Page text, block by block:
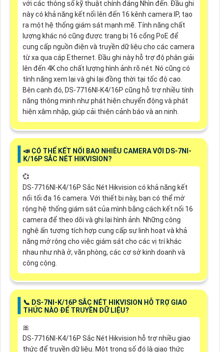
với các thông số kỹ thuật chính đáng Nhìn đến. Đầu ghi
này có khả năng kết nối lên đến 16 kênh camera IP, tạo
ra một hệ thống giám sát mạnh mẽ. Tính năng chất
lượng khác nó cũng được trang bị 16 cổng PoE để
cung cấp nguồn điện và truyền dữ liệu cho các camera
từ xa qua cáp Ethernet. Đầu ghi này hỗ trợ độ phân giải
lên đến 4K cho chất lượng hình ảnh rõ nét. Nó cũng có
tính năng xem lại và ghi lại đồng thời tại tốc độ cao.
Bên cạnh đó, DS-7716NI-K4/16P cũng hỗ trợ nhiều tính
năng thông minh như phát hiện chuyển động và phát
hiện xâm nhập, giúp cải thiện cảnh báo và an ninh.
📣 CÓ THỂ KẾT NỐI BAO NHIÊU CAMERA VỚI DS-7NI-
K/16P SẮC NÉT HIKVISION?
💞
DS-7716NI-K4/16P Sắc Nét Hikvision có khả năng kết
nối tối đa 16 camera. Với thiết bị này, bạn có thể mở
rộng hệ thống giám sát của mình bằng cách kết nối 16
camera để theo dõi và ghi lại hình ảnh. Những công
nghệ ấn tượng tích hợp cung cấp sự linh hoạt và khả
năng mở rộng cho việc giám sát cho các vị trí khác
nhau như nhà ở, văn phòng, các cơ sở kinh doanh và
công cộng.
📞 DS-7NI-K/16P SẮC NÉT HIKVISION HỖ TRỢ GIAO
THỨC NÀO ĐỂ TRUYỀN DỮ LIỆU?
🎀
DS-7716NI-K4/16P Sắc Nét Hikvision hỗ trợ nhiều giao
thức để truyền dữ liệu. Một trong số đó là giao thức